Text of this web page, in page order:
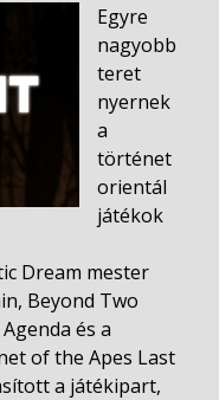
Egyre
nagyobb
teret
nyernek
a
történet
orientál
játékok
Dream mester
Beyond Two
és a
of the Apes Last
a játékipart,